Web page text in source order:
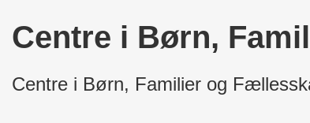
Centre i Børn,
Centre i Børn, Familier og